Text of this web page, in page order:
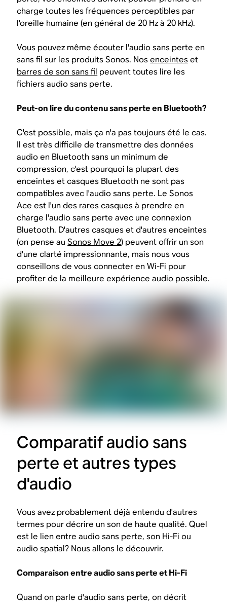
charge toutes les fréquences perceptibles par
l'oreille humaine (en général de 20 Hz à 20 kHz).
Vous pouvez même écouter l'audio sans perte en
sans fil sur les produits Sonos. Nosenceinteset
barres de son sans fil peuvent toutes lire les
fichiers audio sans perte.
Peut-on lire du contenu sans perte en Bluetooth?
C'est possible, mais ça n'a pas toujours été le cas.
Il est très difficile de transmettre des données
audio en Bluetooth sans un minimum de
compression, c'est pourquoi la plupart des
enceintes et casques Bluetooth ne sont pas
compatibles avec l'audio sans perte. Le Sonos
Ace est l'un des rares casques à prendre en
charge l'audio sans perte avec une connexion
Bluetooth. D'autres casques et d'autres enceintes
(on pense auSonos Move 2) peuvent offrir un son
d'une clarté impressionnante, mais nous vous
conseillons de vous connecter en Wi-Fi pour
profiter de la meilleure expérience audio possible.
Comparatif audio sans
perte et autres types
d'audio
Vous avez probablement déjà entendu d'autres
termes pour décrire un son de haute qualité. Quel
est le lien entre audio sans perte, son Hi-Fi ou
audio spatial? Nous allons le découvrir.
Comparaison entre audio sans perte et Hi-Fi
Quand on parle d'audio sans perte, on décrit